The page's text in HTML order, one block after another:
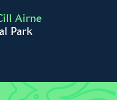
Airne
Park